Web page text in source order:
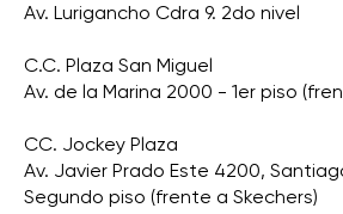
Av. Lurigancho Cdra 9. 2do nivel
C.C. Plaza San Miguel
Av. de la Marina 2000 - 1er piso
CC. Jockey Plaza
Av. Javier Prado Este 4200,
Segundo piso (frente a Skechers)